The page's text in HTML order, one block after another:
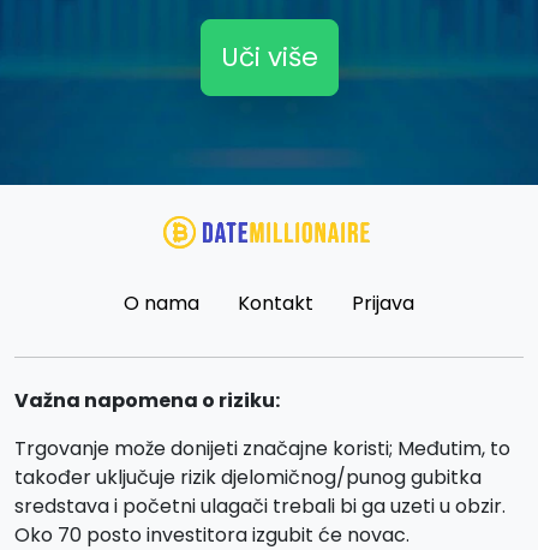
Uči više
O nama Kontakt Prijava
Važna napomena o riziku:
Trgovanje može donijeti značajne koristi; Međutim, to
također uključuje rizik djelomičnog/punog gubitka
sredstava i početni ulagači trebali bi ga uzeti u obzir.
Oko 70 posto investitora izgubit će novac.